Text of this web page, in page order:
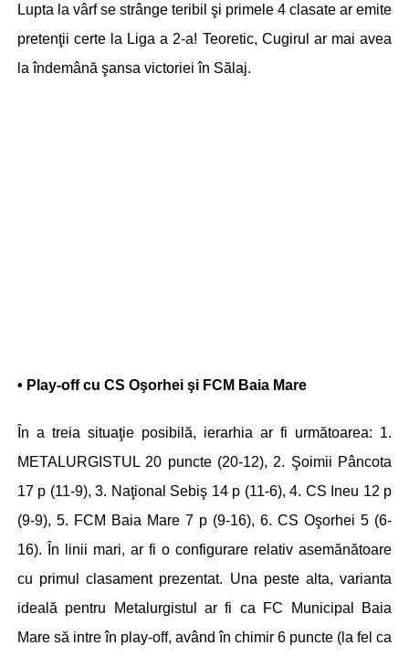
Lupta la vârf se strânge teribil şi primele 4 clasate ar emite
pretenţii certe la Liga a 2-a! Teoretic, Cugirul ar mai avea
la îndemână şansa victoriei în Sălaj.
• Play-off cu CS Oşorhei şi FCM Baia Mare
În a treia situaţie posibilă, ierarhia ar fi următoarea: 1.
METALURGISTUL 20 puncte (20-12), 2. Şoimii Pâncota
17 p (11-9), 3. Naţional Sebiş 14 p (11-6), 4. CS Ineu 12 p
(9-9), 5. FCM Baia Mare 7 p (9-16), 6. CS Oşorhei 5 (6-
16). În linii mari, ar fi o configurare relativ asemănătoare
cu primul clasament prezentat. Una peste alta, varianta
ideală pentru Metalurgistul ar fi ca FC Municipal Baia
Mare să intre în play-off, având în chimir 6 puncte (la fel ca